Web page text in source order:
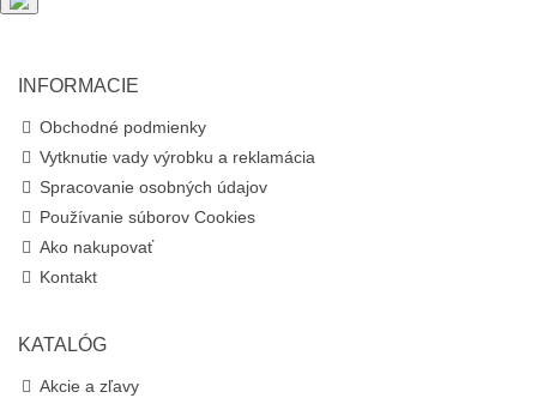
INFORMACIE
Obchodné podmienky
Vytknutie vady výrobku a reklamácia
Spracovanie osobných údajov
Používanie súborov Cookies
Ako nakupovať
Kontakt
KATALÓG
Akcie a zľavy